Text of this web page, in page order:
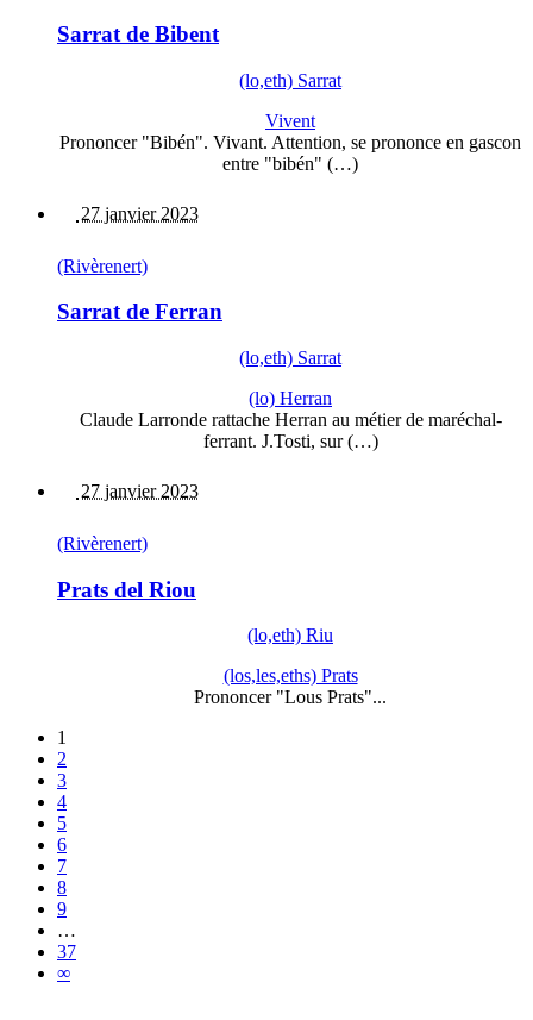
Sarrat de Bibent
(lo,eth) Sarrat
Vivent
Prononcer "Bibén". Vivant. Attention, se prononce en gascon
entre "bibén" (…)
27 janvier 2023
(Rivèrenert)
Sarrat de Ferran
(lo,eth) Sarrat
(lo) Herran
Claude Larronde rattache Herran au métier de maréchal-
ferrant. J.Tosti, sur (…)
27 janvier 2023
(Rivèrenert)
Prats del Riou
(lo,eth) Riu
(los,les,eths) Prats
Prononcer "Lous Prats"...
1
2
3
4
5
6
7
8
9
…
37
∞